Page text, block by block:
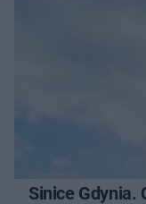
Sinice Gdynia.